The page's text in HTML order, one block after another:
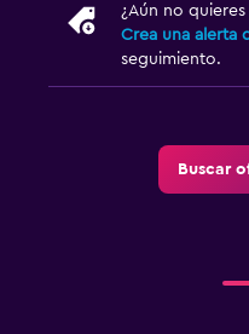
¿Aún no quieres
Crea una alerta
seguimiento.
Buscar